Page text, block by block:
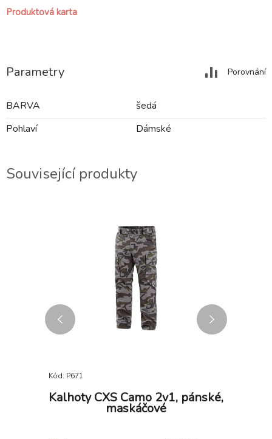
Produktová karta
Parametry Porovnání
BARVA
šedá
Pohlaví
Dámské
Související produkty
Kód: P671
Kalhoty CXS Camo 2v1, pánské,
maskáčové